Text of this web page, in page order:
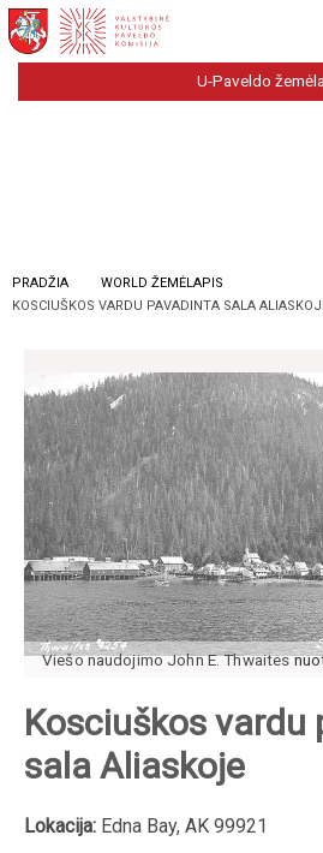
U-Paveldo
PRADŽIA
WORLD ŽEMĖLAPIS
KOSCIUŠKOS VARDU PAVADINTA SALA
Viešo naudojimo John E. Thwaites
Kosciuškos vardu
sala Aliaskoje
Lokacija: Edna Bay, AK 99921